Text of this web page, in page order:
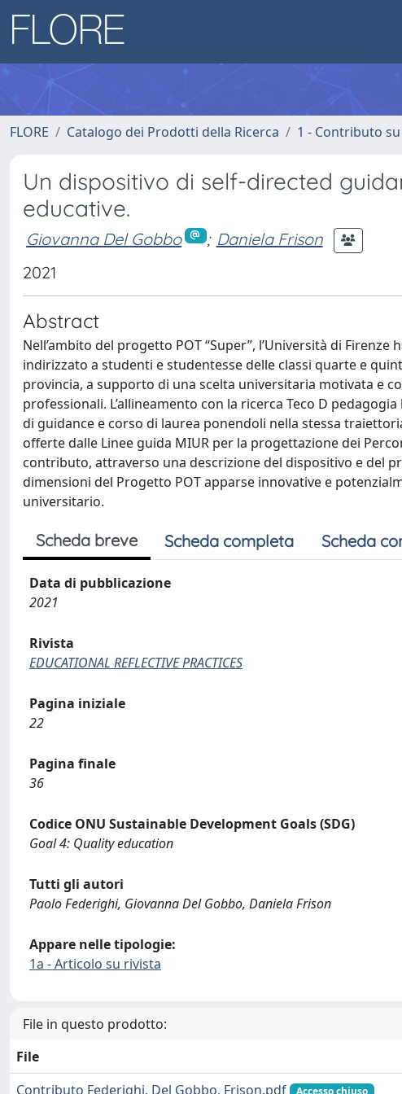
FLORE Catalogo dei Prodotti della Ricerca 1 - Contributo
Un dispositivo di self-directed
educative.
Giovanna Del Gobbo ; Daniela Frison
2021
Abstract
Nell’ambito del progetto POT “Super”, l’Università di
indirizzato a studenti e studentesse delle classi quarte e
provincia, a supporto di una scelta universitaria motivata e
professionali. L’allineamento con la ricerca Teco D
di guidance e corso di laurea ponendoli nella stessa
offerte dalle Linee guida MIUR per la progettazione dei
contributo, attraverso una descrizione del dispositivo e del
dimensioni del Progetto POT apparse innovative e
universitario.
Scheda breve Scheda completa Scheda
Data di pubblicazione
2021
Rivista
EDUCATIONAL REFLECTIVE PRACTICES
Pagina iniziale
22
Pagina finale
36
Codice ONU Sustainable Development Goals (SDG)
Goal 4: Quality education
Tutti gli autori
Paolo Federighi, Giovanna Del Gobbo, Daniela Frison
Appare nelle tipologie:
1a - Articolo su rivista
File in questo prodotto:
File
Contributo Federighi, Del Gobbo, Frison.pdf
Accesso chiuso